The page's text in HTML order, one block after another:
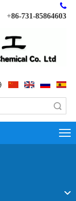

+86-731-85864603